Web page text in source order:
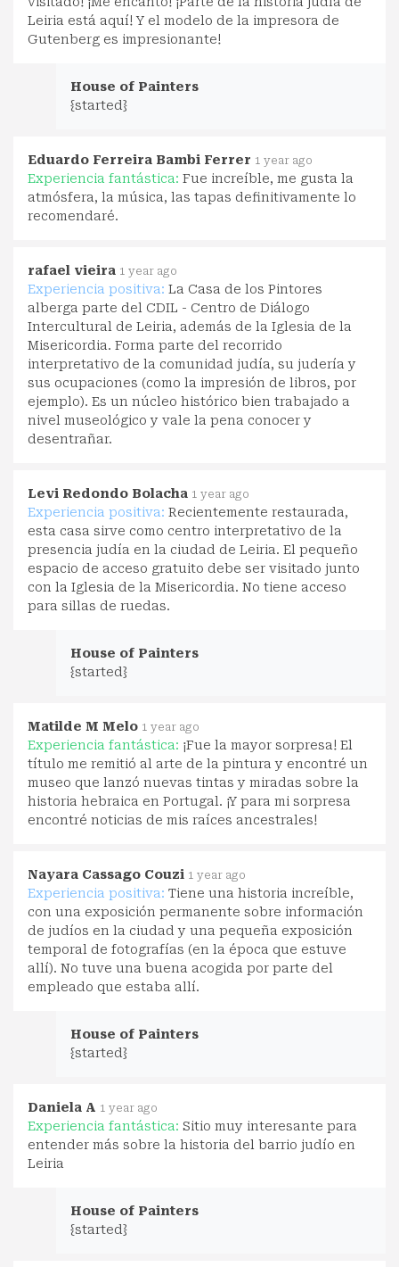
Leiria está aquí! Y el modelo de la impresora de
Gutenberg es impresionante!
House of Painters
{started}
Eduardo Ferreira Bambi Ferrer 1 year ago
Experiencia fantástica: Fue increíble, me gusta la
atmósfera, la música, las tapas definitivamente lo
recomendaré.
rafael vieira 1 year ago
Experiencia positiva: La Casa de los Pintores
alberga parte del CDIL - Centro de Diálogo
Intercultural de Leiria, además de la Iglesia de la
Misericordia. Forma parte del recorrido
interpretativo de la comunidad judía, su judería y
sus ocupaciones (como la impresión de libros, por
ejemplo). Es un núcleo histórico bien trabajado a
nivel museológico y vale la pena conocer y
desentrañar.
Levi Redondo Bolacha 1 year ago
Experiencia positiva: Recientemente restaurada,
esta casa sirve como centro interpretativo de la
presencia judía en la ciudad de Leiria. El pequeño
espacio de acceso gratuito debe ser visitado junto
con la Iglesia de la Misericordia. No tiene acceso
para sillas de ruedas.
House of Painters
{started}
Matilde M Melo 1 year ago
Experiencia fantástica: ¡Fue la mayor sorpresa! El
título me remitió al arte de la pintura y encontré un
museo que lanzó nuevas tintas y miradas sobre la
historia hebraica en Portugal. ¡Y para mi sorpresa
encontré noticias de mis raíces ancestrales!
Nayara Cassago Couzi 1 year ago
Experiencia positiva: Tiene una historia increíble,
con una exposición permanente sobre información
de judíos en la ciudad y una pequeña exposición
temporal de fotografías (en la época que estuve
allí). No tuve una buena acogida por parte del
empleado que estaba allí.
House of Painters
{started}
Daniela A 1 year ago
Experiencia fantástica: Sitio muy interesante para
entender más sobre la historia del barrio judío en
Leiria
House of Painters
{started}